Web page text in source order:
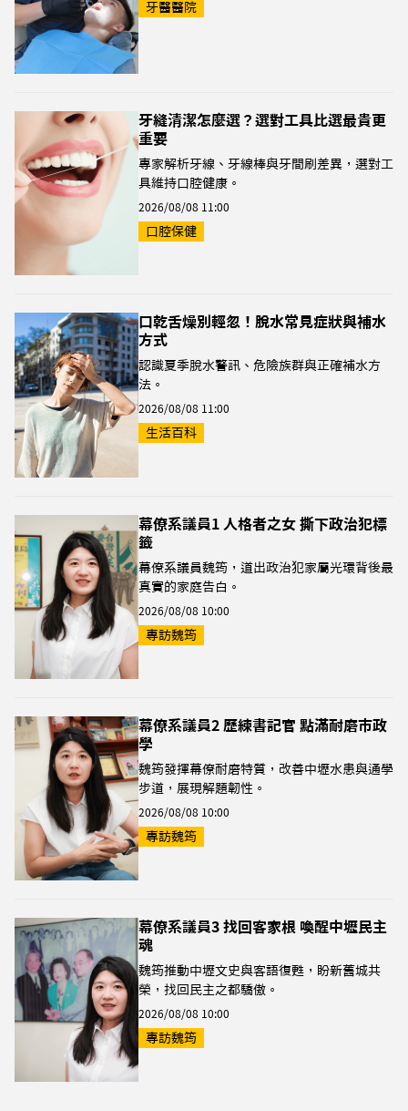
牙醫醫院
牙縫清潔怎麼選？選對工具比選最貴更
重要
專家解析牙線、牙線棒與牙間刷差異，選對工
具維持口腔健康。
2026/08/08 11:00
口腔保健
口乾舌燥別輕忽！脫水常見症狀與補水
方式
認識夏季脫水警訊、危險族群與正確補水方
法。
2026/08/08 11:00
生活百科
幕僚系議員1 人格者之女 撕下政治犯標
籤
幕僚系議員魏筠，道出政治犯家屬光環背後最
真實的家庭告白。
2026/08/08 10:00
專訪魏筠
幕僚系議員2 歷練書記官 點滿耐磨市政
學
魏筠發揮幕僚耐磨特質，改善中壢水患與通學
步道，展現解題韌性。
2026/08/08 10:00
專訪魏筠
幕僚系議員3 找回客家根 喚醒中壢民主
魂
魏筠推動中壢文史與客語復甦，盼新舊城共
榮，找回民主之都驕傲。
2026/08/08 10:00
專訪魏筠